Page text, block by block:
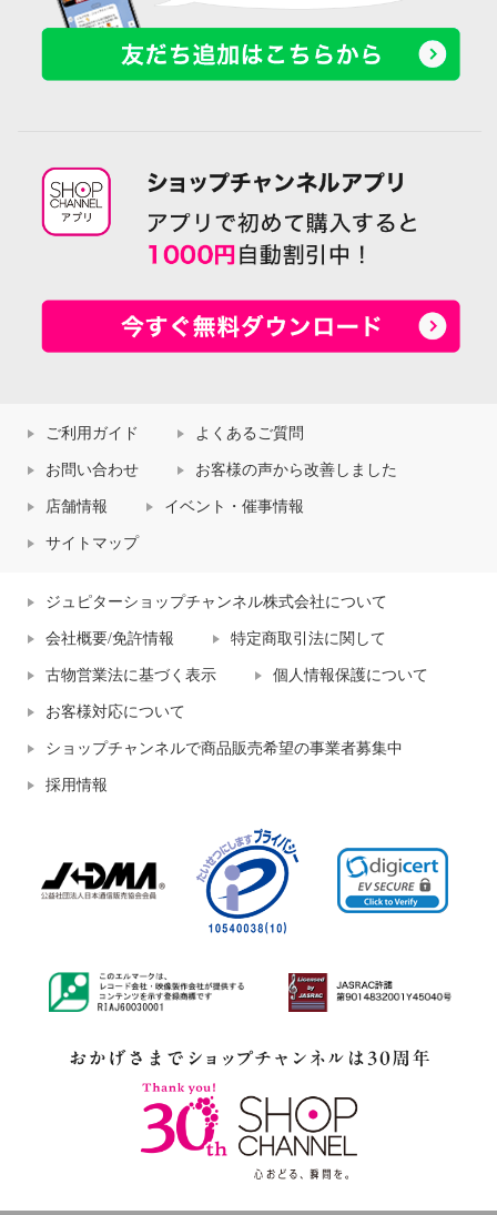
ご利用ガイド よくあるご質問
お問い合わせ お客様の声から改善しました
店舗情報 イベント・催事情報
サイトマップ
ジュピターショップチャンネル株式会社について
会社概要/免許情報 特定商取引法に関して
古物営業法に基づく表示 個人情報保護について
お客様対応について
ショップチャンネルで商品販売希望の事業者募集中
採用情報